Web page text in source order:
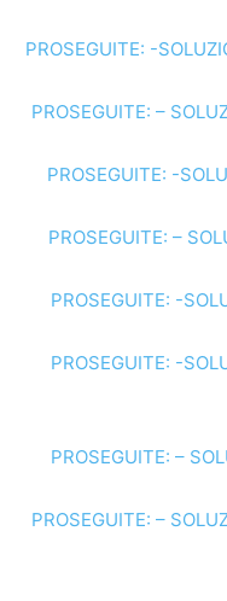
PROSEGUITE: -
PROSEGUITE: –
PROSEGUITE: -
PROSEGUITE: –
PROSEGUITE: -
PROSEGUITE: -
PROSEGUITE: –
PROSEGUITE: –